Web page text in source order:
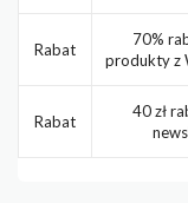
Rabat
70%
produkty z
Rabat
40 zł